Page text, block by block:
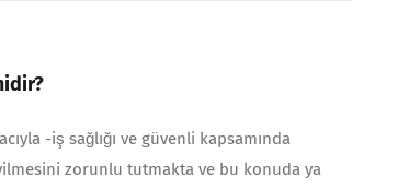
-iş sağlığı ve güvenli kapsamında
zorunlu tutmakta ve bu konuda ya